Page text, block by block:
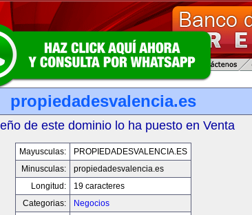
propiedadesvalencia.es
de este dominio lo ha puesto en Venta
Mayusculas:
PROPIEDADESVALENCIA.ES
Minusculas:
propiedadesvalencia.es
Longitud:
19 caracteres
Categorias:
Negocios